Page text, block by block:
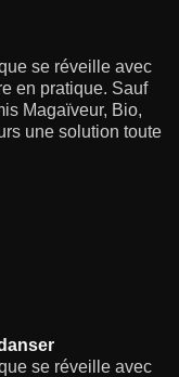
se réveille avec
en pratique. Sauf
Magaïveur, Bio,
une solution toute
se réveille avec